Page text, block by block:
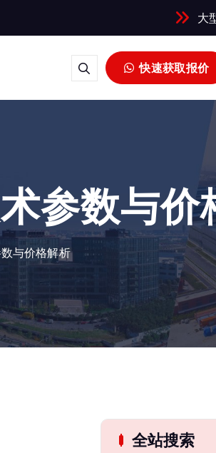
大
快速获取报价
参数与价
与价格解析
全站搜索